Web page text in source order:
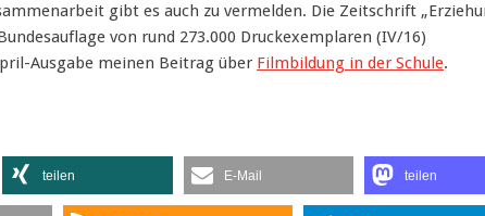
gibt es auch zu vermelden. Die Zeitschrift
von rund 273.000 Druckexemplaren (IV/16)
Ausgabe meinen Beitrag über Filmbildung in der Schule.
teilen E-Mail teilen